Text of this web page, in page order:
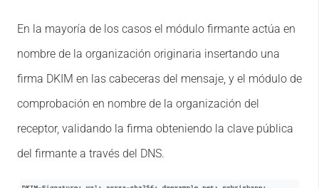
En la mayoría de los casos el módulo firmante actúa en
nombre de la organización originaria insertando una
firma DKIM en las cabeceras del mensaje, y el módulo de
comprobación en nombre de la organización del
receptor, validando la firma obteniendo la clave pública
del firmante a través del DNS.